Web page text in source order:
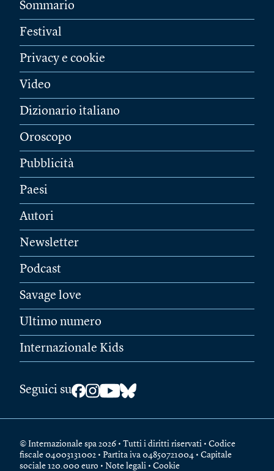
Sommario
Festival
Privacy e cookie
Video
Dizionario italiano
Oroscopo
Pubblicità
Paesi
Autori
Newsletter
Podcast
Savage love
Ultimo numero
Internazionale Kids
Seguici su
© Internazionale spa 2026 • Tutti i diritti riservati • Codice
fiscale 04003131002 • Partita iva 04850721004 • Capitale
sociale 120.000 euro • Note legali • Cookie